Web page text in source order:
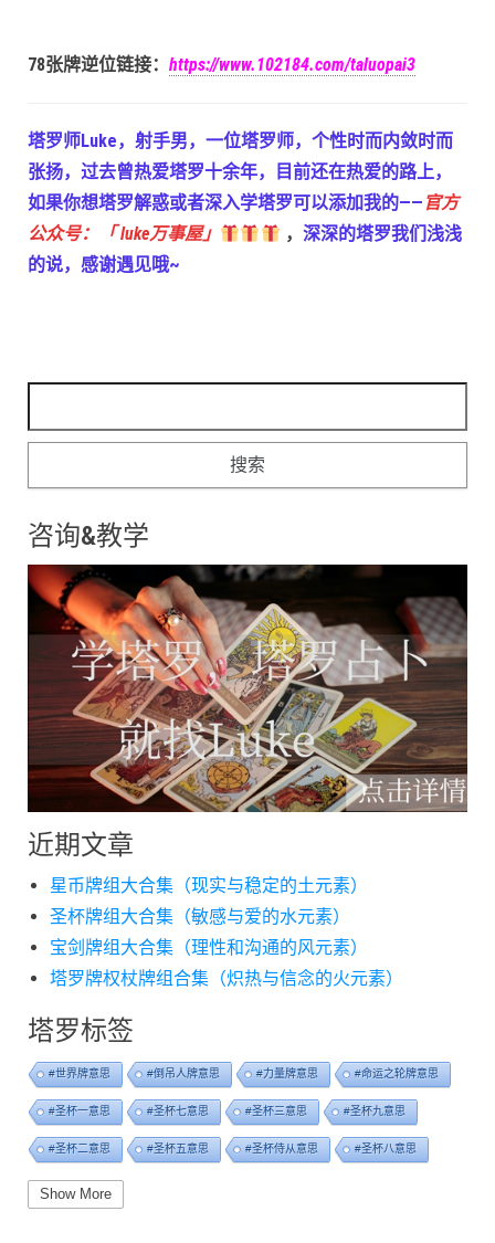
78张牌逆位链接： https://www.102184.com/taluopai3
塔罗师Luke，射手男，一位塔罗师，个性时而内敛时而
张扬，过去曾热爱塔罗十余年，目前还在热爱的路上，
如果你想塔罗解惑或者深入学塔罗可以添加我的—— 官方
公众号：「 luke万事屋」
， 深深的塔罗我们浅浅
的说，感谢遇见哦~
咨询&教学
近期文章
星币牌组大合集（现实与稳定的土元素）
圣杯牌组大合集（敏感与爱的水元素）
宝剑牌组大合集（理性和沟通的风元素）
塔罗牌权杖牌组合集（炽热与信念的火元素）
塔罗标签
#世界牌意思 #倒吊人牌意思 #力量牌意思 #命运之轮牌意思
#圣杯一意思 #圣杯七意思 #圣杯三意思 #圣杯九意思
#圣杯二意思 #圣杯五意思 #圣杯侍从意思 #圣杯八意思
#圣杯六意思
Show More